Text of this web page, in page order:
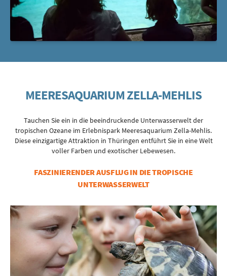
MEERESAQUARIUM ZELLA-MEHLIS
Tauchen Sie ein in die beeindruckende Unterwasserwelt der
tropischen Ozeane im Erlebnispark Meeresaquarium Zella-Mehlis.
Diese einzigartige Attraktion in Thüringen entführt Sie in eine Welt
voller Farben und exotischer Lebewesen.
FASZINIERENDER AUSFLUG IN DIE TROPISCHE
UNTERWASSERWELT